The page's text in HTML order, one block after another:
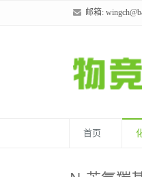
邮箱:
首页